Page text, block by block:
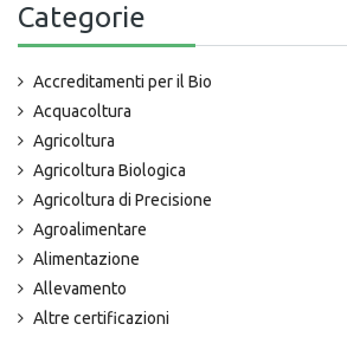
Categorie
Accreditamenti per il Bio
Acquacoltura
Agricoltura
Agricoltura Biologica
Agricoltura di Precisione
Agroalimentare
Alimentazione
Allevamento
Altre certificazioni